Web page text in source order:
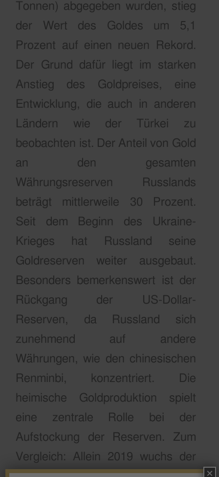
Tonnen) abgegeben wurden, stieg
der Wert des Goldes um 5,1
Prozent auf einen neuen Rekord.
Der Grund dafür liegt im starken
Anstieg des Goldpreises, eine
Entwicklung, die auch in anderen
Ländern wie der Türkei zu
beobachten ist. Der Anteil von Gold
an den gesamten
Währungsreserven Russlands
beträgt mittlerweile 30 Prozent.
Seit dem Beginn des Ukraine-
Krieges hat Russland seine
Goldreserven weiter ausgebaut.
Besonders bemerkenswert ist der
Rückgang der US-Dollar-
Reserven, da Russland sich
zunehmend auf andere
Währungen, wie den chinesischen
Renminbi, konzentriert. Die
heimische Goldproduktion spielt
eine zentrale Rolle bei der
Aufstockung der Reserven. Zum
Vergleich: Allein 2019 wuchs der
×